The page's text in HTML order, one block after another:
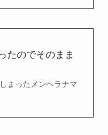
たのでそのまま
まったメンヘラナマ